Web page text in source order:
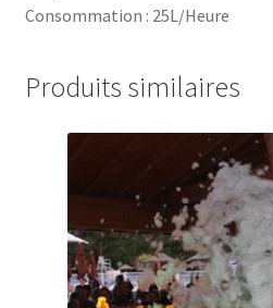
Consommation : 25L/Heure
Produits similaires